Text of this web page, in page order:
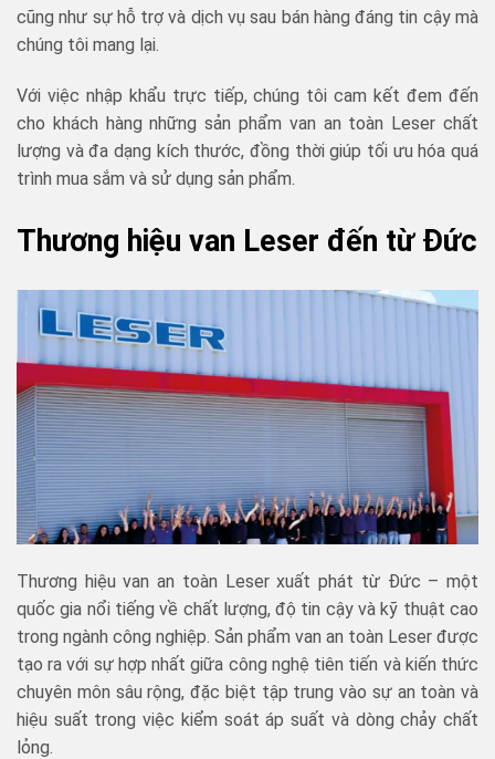
cũng như sự hỗ trợ và dịch vụ sau bán hàng đáng tin cậy mà
chúng tôi mang lại.
Với việc nhập khẩu trực tiếp, chúng tôi cam kết đem đến
cho khách hàng những sản phẩm van an toàn Leser chất
lượng và đa dạng kích thước, đồng thời giúp tối ưu hóa quá
trình mua sắm và sử dụng sản phẩm.
Thương hiệu van Leser đến từ Đức
Thương hiệu van an toàn Leser xuất phát từ Đức – một
quốc gia nổi tiếng về chất lượng, độ tin cậy và kỹ thuật cao
trong ngành công nghiệp. Sản phẩm van an toàn Leser được
tạo ra với sự hợp nhất giữa công nghệ tiên tiến và kiến thức
chuyên môn sâu rộng, đặc biệt tập trung vào sự an toàn và
hiệu suất trong việc kiểm soát áp suất và dòng chảy chất
lỏng.